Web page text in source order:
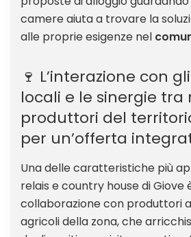
camere aiuta a trovare la
alle proprie esigenze nel
🍷 L’interazione con
locali e le sinergie tra
produttori del
per un’offerta
Una delle caratteristiche più
relais e country house di Giove
collaborazione con produttori
agricoli della zona, che